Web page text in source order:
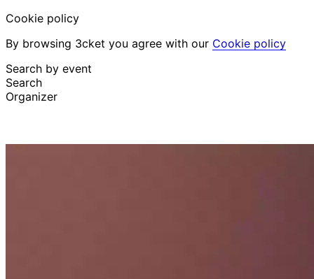
Cookie policy
By browsing 3cket you agree with our Cookie policy
Search by event
Search
Organizer
English